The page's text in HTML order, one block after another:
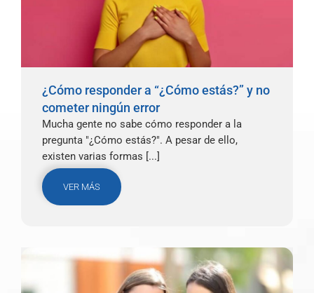
¿Cómo responder a “¿Cómo estás?” y no
cometer ningún error
Mucha gente no sabe cómo responder a la
pregunta "¿Cómo estás?". A pesar de ello,
existen varias formas [...]
VER MÁS